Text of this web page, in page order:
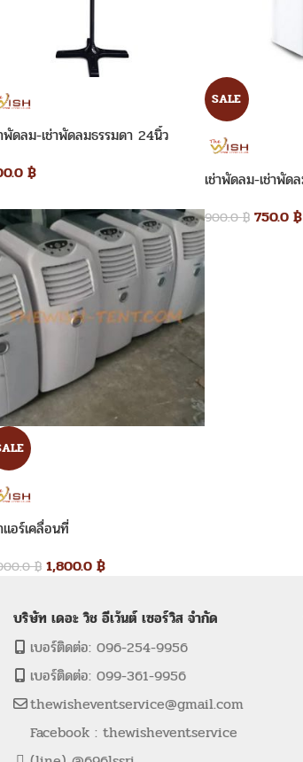
พัดลม-เช่าพัดลมธรรมดา 24นิ้ว
฿
SALE
เช่าพัดลม-เช่าพัด
900.0฿ 750.0 ฿
แอร์เคลื่อนที่
฿ 1,800.0 ฿
บริษัท เดอะ วิช อีเว้นต์ เซอร์วิส จำกัด
เบอร์ติดต่อ: 096-254-9956
เบอร์ติดต่อ: 099-361-9956
thewisheventservice@gmail.com
Facebook : thewisheventservice